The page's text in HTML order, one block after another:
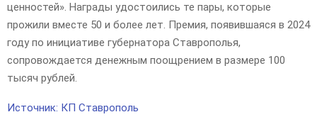
ценностей». Награды удостоились те пары, которые
прожили вместе 50 и более лет. Премия, появившаяся в 2024
году по инициативе губернатора Ставрополья,
сопровождается денежным поощрением в размере 100
тысяч рублей.
Источник: КП Ставрополь